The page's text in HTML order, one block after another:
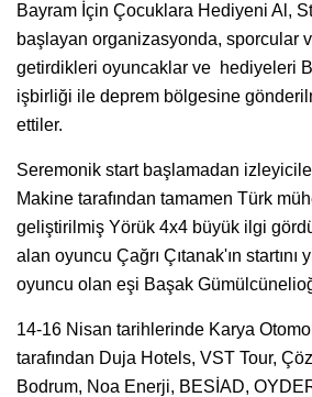
Bayram İçin Çocuklara Hediyeni Al,
başlayan organizasyonda, sporcular
getirdikleri oyuncaklar ve hediyeleri
işbirliği ile deprem bölgesine
ettiler.
Seremonik start başlamadan
Makine tarafından tamamen Türk
geliştirilmiş Yörük 4x4 büyük ilgi
alan oyuncu Çağrı Çıtanak'ın
oyuncu olan eşi Başak
14-16 Nisan tarihlerinde Karya
tarafından Duja Hotels, VST Tour,
Bodrum, Noa Enerji, BESİAD,